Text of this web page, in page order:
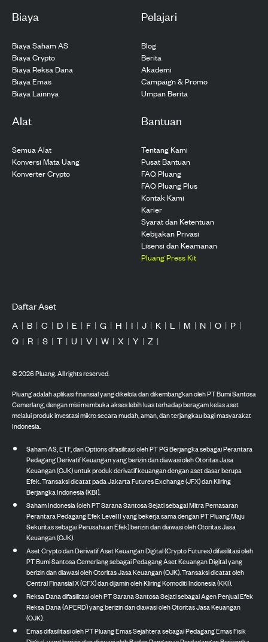
Biaya
Biaya Saham AS
Biaya Crypto
Biaya Reksa Dana
Biaya Emas
Biaya Lainnya
Pelajari
Blog
Berita
Akademi
Campaign & Promo
Umpan Berita
Alat
Semua Alat
Konversi Mata Uang
Konverter Crypto
Bantuan
Tentang Kami
Pusat Bantuan
FAQ Pluang
FAQ Pluang Plus
Kontak Kami
Karier
Syarat dan Ketentuan
Kebijakan Privasi
Lisensi dan Keamanan
Pluang Press Kit
Daftar Aset
A | B | C | D | E | F | G | H | I | J | K | L | M | N | O | P |
Q | R | S | T | U | V | W | X | Y | Z |
©2026Pluang. All rights reserved.
Pluang adalah aplikasi finansial yang dikelola dan dikembangkan oleh PT Bumi Santosa
Cemerlang, dengan misi membuka akses lebih luas terhadap beragam kelas aset
melalui produk investasi mikro secara mudah, aman, dan terjangkau bagi masyarakat
Indonesia.
Saham AS, ETF, dan Options difasilitasi oleh PT PG Berjangka sebagai Perantara
Pedagang Derivatif Keuangan yang berizin dan diawasi oleh Otoritas Jasa
Keuangan (OJK) untuk produk derivatif keuangan dengan aset dasar berupa
Efek. Transaksi dicatat pada Jakarta Futures Exchange (JFX) dan Kliring
Berjangka Indonesia (KBI).
Saham Indonesia (oleh PT Sarana Santosa Sejati sebagai Mitra Pemasaran
Perantara Pedagang Efek Level II yang bekerja sama dengan PT Pluang Maju
Sekuritas sebagai Perusahaan Efek) berizin dan diawasi oleh Otoritas Jasa
Keuangan (OJK).
Aset Crypto dan Derivatif Aset Keuangan Digital (Crypto Futures) difasilitasi oleh
PT Bumi Santosa Cemerlang sebagai Pedagang Aset Keuangan Digital yang
berizin dan diawasi oleh Otoritas Jasa Keuangan (OJK). Transaksi dicatat oleh
Central Finansial X (CFX) dan dijamin oleh Kliring Komoditi Indonesia (KKI).
Reksa Dana difasilitasi oleh PT Sarana Santosa Sejati sebagai Agen Penjual Efek
Reksa Dana (APERD) yang berizin dan diawasi oleh Otoritas Jasa Keuangan
(OJK).
Emas difasilitasi oleh PT Pluang Emas Sejahtera sebagai Pedagang Emas Fisik